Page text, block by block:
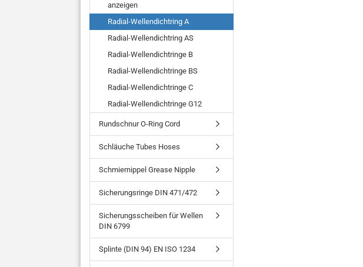
anzeigen
Radial-Wellendichtring A
Radial-Wellendichtring AS
Radial-Wellendichtringe B
Radial-Wellendichtringe BS
Radial-Wellendichtringe C
Radial-Wellendichtringe G12
Rundschnur O-Ring Cord
Schläuche Tubes Hoses
Schmiernippel Grease Nipple
Sicherungsringe DIN 471/472
Sicherungsscheiben für Wellen
DIN 6799
Splinte (DIN 94) EN ISO 1234